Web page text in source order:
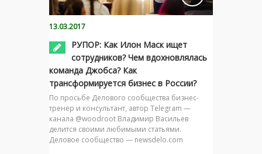
13.03.2017
РУПОР: Как Илон Маск ищет
сотрудников? Чем вдохновлялась
команда Джобса? Как
трансформируется бизнес в России?
По просьбе Делового сообщества бизнес-
тренер и консультант, автор Telegram —
канала @woodroot Владимир Васильев
делится своими любимыми статьями.
Деловое сообщество — newsdelo.com